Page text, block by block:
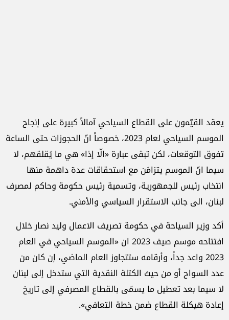
يعقد القيّمون على القطاع السياحي آمالاً كبيرة على إنجاح
الموسم السياحي لعام 2023، خصوصاً انّ الحجوزات حتى الساعة
تفوق التوقعات، لكن تبقى عبارة «الّا إذا» هي ما يُقلقهم، لا
سيما انّ الموسم يتزامَن مع استحقاقات عدة داهمة منها
انتخاب رئيس للجمهورية، وتسمية رئيس حكومة وحاكم لمصرف
لبنان، الى جانب الاستقرار السياسي والأمني.
أكد وزير السياحة في حكومة تصريف الاعمال وليد نصار خلال
افتتاحه موسم صيف 2023 ان «الموسم السياحي في العام
2023 واعد جداً، وأرقامه ستتجاوز العام الماضي، إن كان من
عدد السواح أو من حيث الكتلة النقدية التي ستدخل إلى لبنان
لا سيما بعد تعطيل ما يسمّى بالقطاع المصرفي إلى تاريخ
إعادة هيكلة القطاع ضمن خطة التعافي».